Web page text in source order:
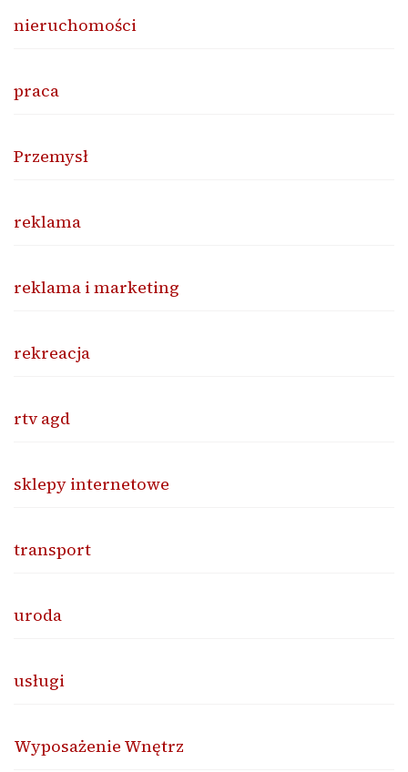
nieruchomości
praca
Przemysł
reklama
reklama i marketing
rekreacja
rtv agd
sklepy internetowe
transport
uroda
usługi
Wyposażenie Wnętrz